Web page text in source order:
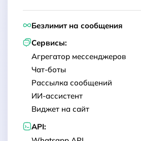
Безлимит на сообщения
Сервисы:
Агрегатор мессенджеров
Чат-боты
Рассылка сообщений
ИИ-ассистент
Виджет на сайт
API: